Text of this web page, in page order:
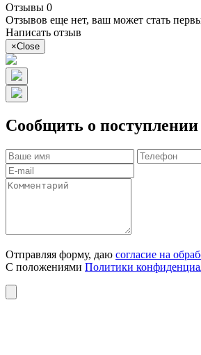
Отзывы 0
Отзывов еще нет, ваш может стать
Написать отзыв
×Close
Сообщить о поступлении
Отправляя форму, даю согласие на
С положениями Политики